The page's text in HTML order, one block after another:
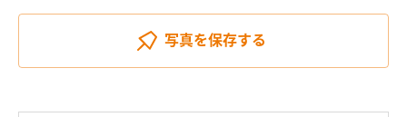
写真を保存する